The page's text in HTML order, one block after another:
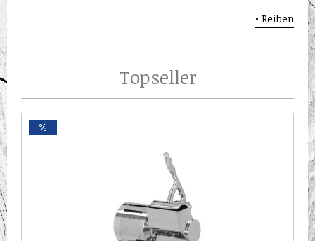
• Reiben
Topseller